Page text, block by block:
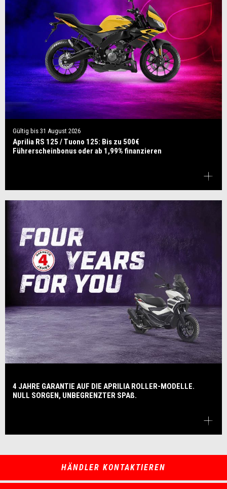
Gültig bis 31 August 2026
Aprilia RS 125 / Tuono 125: Bis zu 500€
Führerscheinbonus oder ab 1,99% finanzieren
4 JAHRE GARANTIE AUF DIE APRILIA ROLLER-MODELLE.
NULL SORGEN, UNBEGRENZTER SPAß.
HÄNDLER KONTAKTIEREN